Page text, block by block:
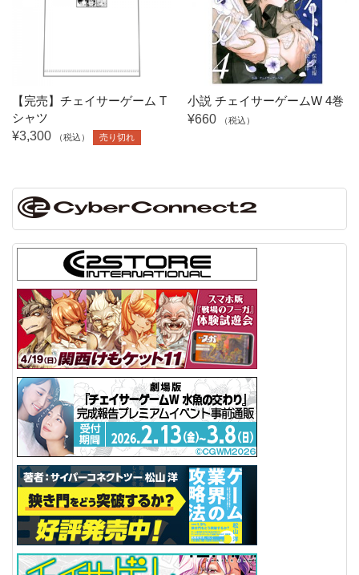
【完売】チェイサーゲーム T
シャツ
¥3,300
（税込） 売り切れ
小説 チェイサーゲームW 4巻
¥660
（税込）